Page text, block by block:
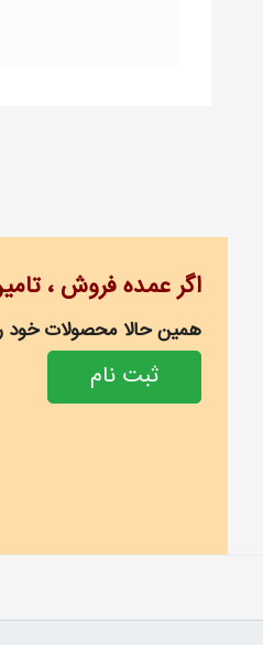
اگر عمده فروش ،
همین حالا محصولات خود
ثبت نام